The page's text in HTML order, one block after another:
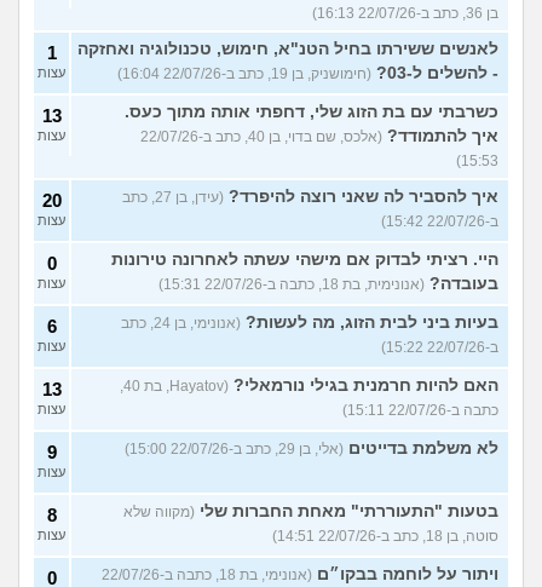
בן 36, כתב ב-22/07/26 16:13)
לאנשים ששירתו בחיל הטנ"א, חימוש, טכנולוגיה ואחזקה
- להשלים ל-03?
(חימושניק, בן 19, כתב ב-22/07/26 16:04)
1
עצות
כשרבתי עם בת הזוג שלי, דחפתי אותה מתוך כעס.
איך להתמודד?
(אלכס, שם בדוי, בן 40, כתב ב-22/07/26
15:53)
13
עצות
איך להסביר לה שאני רוצה להיפרד?
(עידן, בן 27, כתב
ב-22/07/26 15:42)
20
עצות
היי. רציתי לבדוק אם מישהי עשתה לאחרונה טירונות
בעובדה? (אנונימית, בת 18, כתבה ב-22/07/26 15:31)
0
עצות
בעיות ביני לבית הזוג, מה לעשות?
(אנונימי, בן 24, כתב
ב-22/07/26 15:22)
6
עצות
האם להיות חרמנית בגילי נורמאלי?
(Hayatov, בת 40,
כתבה ב-22/07/26 15:11)
13
עצות
לא משלמת בדייטים (אלי, בן 29, כתב ב-22/07/26 15:00) 9
עצות
בטעות "התעוררתי" מאחת החברות שלי (מקווה שלא
סוטה, בן 18, כתב ב-22/07/26 14:51)
8
עצות
ויתור על לוחמה בבקו״ם
(אנונימי, בת 18, כתבה ב-22/07/26
0